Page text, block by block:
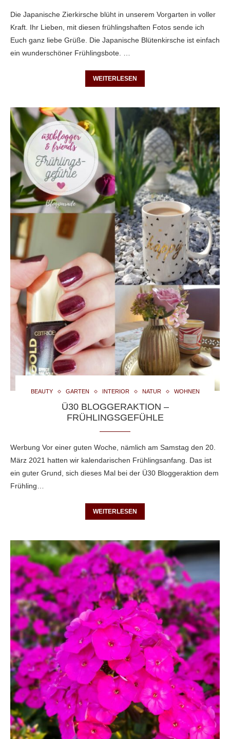
Die Japanische Zierkirsche blüht in unserem Vorgarten in voller
Kraft. Ihr Lieben, mit diesen frühlingshaften Fotos sende ich
Euch ganz liebe Grüße. Die Japanische Blütenkirsche ist einfach
ein wunderschöner Frühlingsbote. …
WEITERLESEN
BEAUTY GARTEN INTERIOR NATUR WOHNEN
Ü30 BLOGGERAKTION –
FRÜHLINGSGEFÜHLE
Werbung Vor einer guten Woche, nämlich am Samstag den 20.
März 2021 hatten wir kalendarischen Frühlingsanfang. Das ist
ein guter Grund, sich dieses Mal bei der Ü30 Bloggeraktion dem
Frühling…
WEITERLESEN